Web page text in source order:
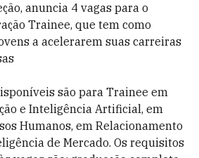
anuncia 4 vagas para o
Trainee, que tem como
a acelerarem suas carreiras
são para Trainee em
e Inteligência Artificial, em
Humanos, em Relacionamento
de Mercado. Os requisitos